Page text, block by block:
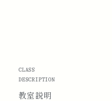
CLASS
DESCRIPTION
教室説明